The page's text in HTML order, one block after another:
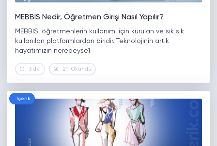
MEBBIS Nedir, Öğretmen Girişi Nasıl Yapılır?
MEBBIS, öğretmenlerin kullanımı için kurulan ve sık sık
kullanılan platformlardan biridir. Teknolojinin artık
hayatımızın neredeyse1
3 dk. 211 Okundu
İçerik